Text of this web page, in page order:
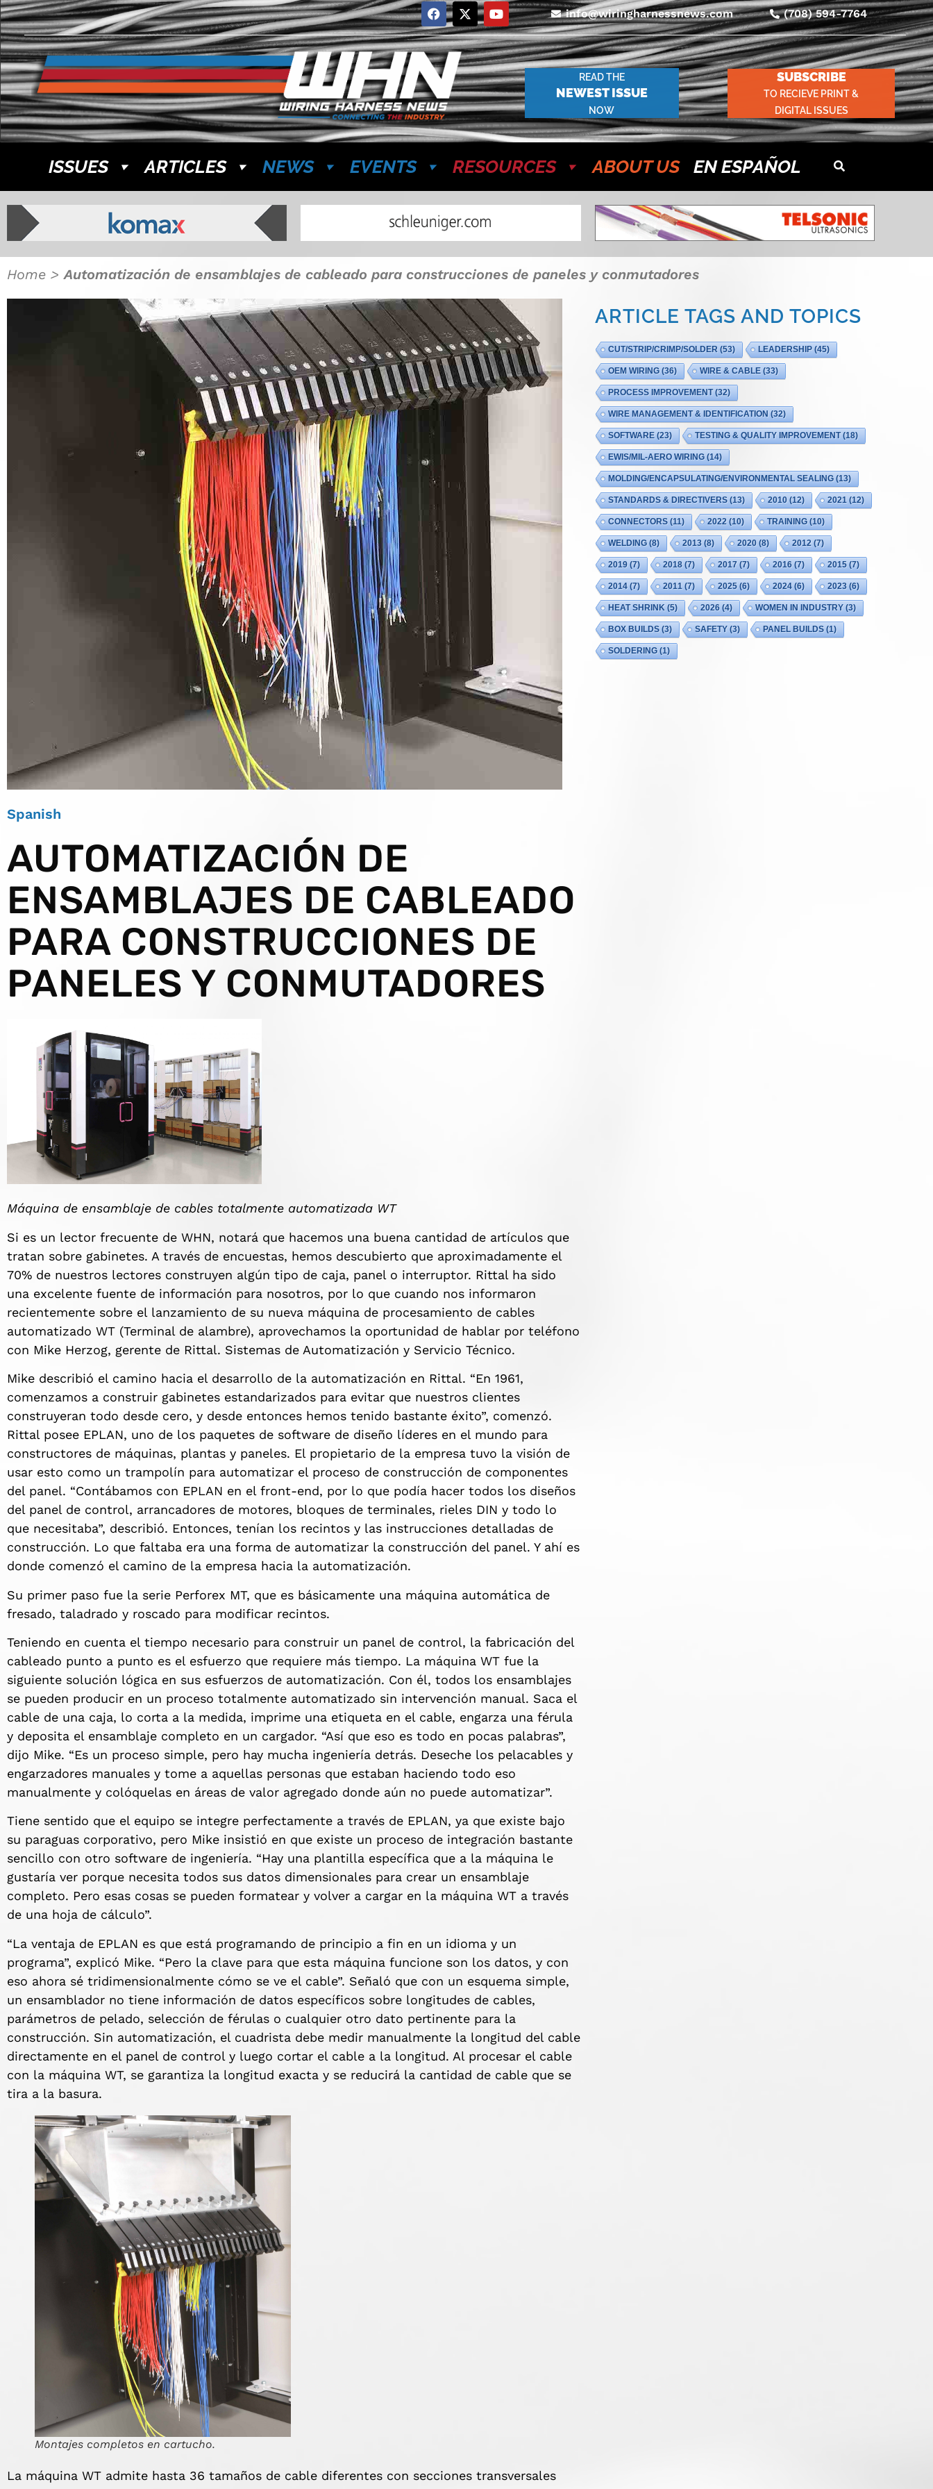
info@wiringharnessnews.com (708) 594-7764
READ THE
NEWEST ISSUE
NOW
SUBSCRIBE
TO RECIEVE PRINT &
DIGITAL ISSUES
ISSUES ARTICLES NEWS EVENTS RESOURCES ABOUT US EN ESPAÑOL
Home > Automatización de ensamblajes de cableado para construcciones de paneles y conmutadores
Spanish
AUTOMATIZACIÓN DE
ENSAMBLAJES DE CABLEADO
PARA CONSTRUCCIONES DE
PANELES Y CONMUTADORES
Máquina de ensamblaje de cables totalmente automatizada WT
Si es un lector frecuente de WHN, notará que hacemos una buena cantidad de artículos que
tratan sobre gabinetes. A través de encuestas, hemos descubierto que aproximadamente el
70% de nuestros lectores construyen algún tipo de caja, panel o interruptor. Rittal ha sido
una excelente fuente de información para nosotros, por lo que cuando nos informaron
recientemente sobre el lanzamiento de su nueva máquina de procesamiento de cables
automatizado WT (Terminal de alambre), aprovechamos la oportunidad de hablar por teléfono
con Mike Herzog, gerente de Rittal. Sistemas de Automatización y Servicio Técnico.
Mike describió el camino hacia el desarrollo de la automatización en Rittal. “En 1961,
comenzamos a construir gabinetes estandarizados para evitar que nuestros clientes
construyeran todo desde cero, y desde entonces hemos tenido bastante éxito”, comenzó.
Rittal posee EPLAN, uno de los paquetes de software de diseño líderes en el mundo para
constructores de máquinas, plantas y paneles. El propietario de la empresa tuvo la visión de
usar esto como un trampolín para automatizar el proceso de construcción de componentes
del panel. “Contábamos con EPLAN en el front-end, por lo que podía hacer todos los diseños
del panel de control, arrancadores de motores, bloques de terminales, rieles DIN y todo lo
que necesitaba”, describió. Entonces, tenían los recintos y las instrucciones detalladas de
construcción. Lo que faltaba era una forma de automatizar la construcción del panel. Y ahí es
donde comenzó el camino de la empresa hacia la automatización.
Su primer paso fue la serie Perforex MT, que es básicamente una máquina automática de
fresado, taladrado y roscado para modificar recintos.
Teniendo en cuenta el tiempo necesario para construir un panel de control, la fabricación del
cableado punto a punto es el esfuerzo que requiere más tiempo. La máquina WT fue la
siguiente solución lógica en sus esfuerzos de automatización. Con él, todos los ensamblajes
se pueden producir en un proceso totalmente automatizado sin intervención manual. Saca el
cable de una caja, lo corta a la medida, imprime una etiqueta en el cable, engarza una férula
y deposita el ensamblaje completo en un cargador. “Así que eso es todo en pocas palabras”,
dijo Mike. “Es un proceso simple, pero hay mucha ingeniería detrás. Deseche los pelacables y
engarzadores manuales y tome a aquellas personas que estaban haciendo todo eso
manualmente y colóquelas en áreas de valor agregado donde aún no puede automatizar”.
Tiene sentido que el equipo se integre perfectamente a través de EPLAN, ya que existe bajo
su paraguas corporativo, pero Mike insistió en que existe un proceso de integración bastante
sencillo con otro software de ingeniería. “Hay una plantilla específica que a la máquina le
gustaría ver porque necesita todos sus datos dimensionales para crear un ensamblaje
completo. Pero esas cosas se pueden formatear y volver a cargar en la máquina WT a través
de una hoja de cálculo”.
“La ventaja de EPLAN es que está programando de principio a fin en un idioma y un
programa”, explicó Mike. “Pero la clave para que esta máquina funcione son los datos, y con
eso ahora sé tridimensionalmente cómo se ve el cable”. Señaló que con un esquema simple,
un ensamblador no tiene información de datos específicos sobre longitudes de cables,
parámetros de pelado, selección de férulas o cualquier otro dato pertinente para la
construcción. Sin automatización, el cuadrista debe medir manualmente la longitud del cable
directamente en el panel de control y luego cortar el cable a la longitud. Al procesar el cable
con la máquina WT, se garantiza la longitud exacta y se reducirá la cantidad de cable que se
tira a la basura.
Montajes completos en cartucho.
La máquina WT admite hasta 36 tamaños de cable diferentes con secciones transversales
ARTICLE TAGS AND TOPICS
CUT/STRIP/CRIMP/SOLDER(53) LEADERSHIP(45)
OEM WIRING(36) WIRE & CABLE(33)
PROCESS IMPROVEMENT(32)
WIRE MANAGEMENT & IDENTIFICATION (32)
SOFTWARE(23) TESTING & QUALITY IMPROVEMENT(18)
EWIS/MIL-AERO WIRING(14)
MOLDING/ENCAPSULATING/ENVIRONMENTAL SEALING(13)
STANDARDS & DIRECTIVERS(13) 2010(12) 2021(12)
CONNECTORS(11) 2022(10) TRAINING(10)
WELDING(8) 2013(8) 2020(8) 2012(7)
2019(7) 2018(7) 2017(7) 2016(7) 2015(7)
2014(7) 2011(7) 2025(6) 2024(6) 2023(6)
HEAT SHRINK(5) 2026(4) WOMEN IN INDUSTRY(3)
BOX BUILDS(3) SAFETY(3) PANEL BUILDS(1)
SOLDERING(1)